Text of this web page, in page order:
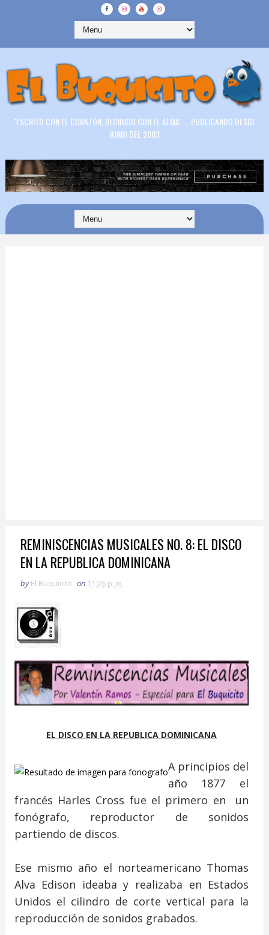
"ESCRITO CON EL CORAZÓN, RECIBIDO CON EL ALMA" ... PUBLICANDO DESDE
JUNIO DEL 2003
REMINISCENCIAS MUSICALES NO. 8: EL DISCO
EN LA REPUBLICA DOMINICANA
by El Buquìcito on 11:26 p. m.
EL DISCO EN LA REPUBLICA DOMINICANA
A principios del
año 1877 el
francés Harles Cross fue el primero en un
fonógrafo, reproductor de sonidos
partiendo de discos.
Ese mismo año el norteamericano Thomas
Alva Edison ideaba y realizaba en Estados
Unidos el cilindro de corte vertical para la
reproducción de sonidos grabados.